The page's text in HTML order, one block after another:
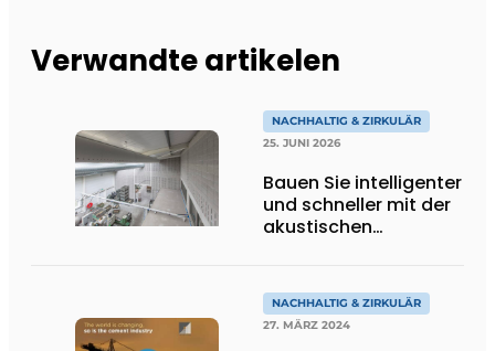
Verwandte artikelen
NACHHALTIG & ZIRKULÄR
25. JUNI 2026
Bauen Sie intelligenter
und schneller mit der
akustischen
reduzieren Sie
Stickstoff und CO₂
NACHHALTIG & ZIRKULÄR
27. MÄRZ 2024